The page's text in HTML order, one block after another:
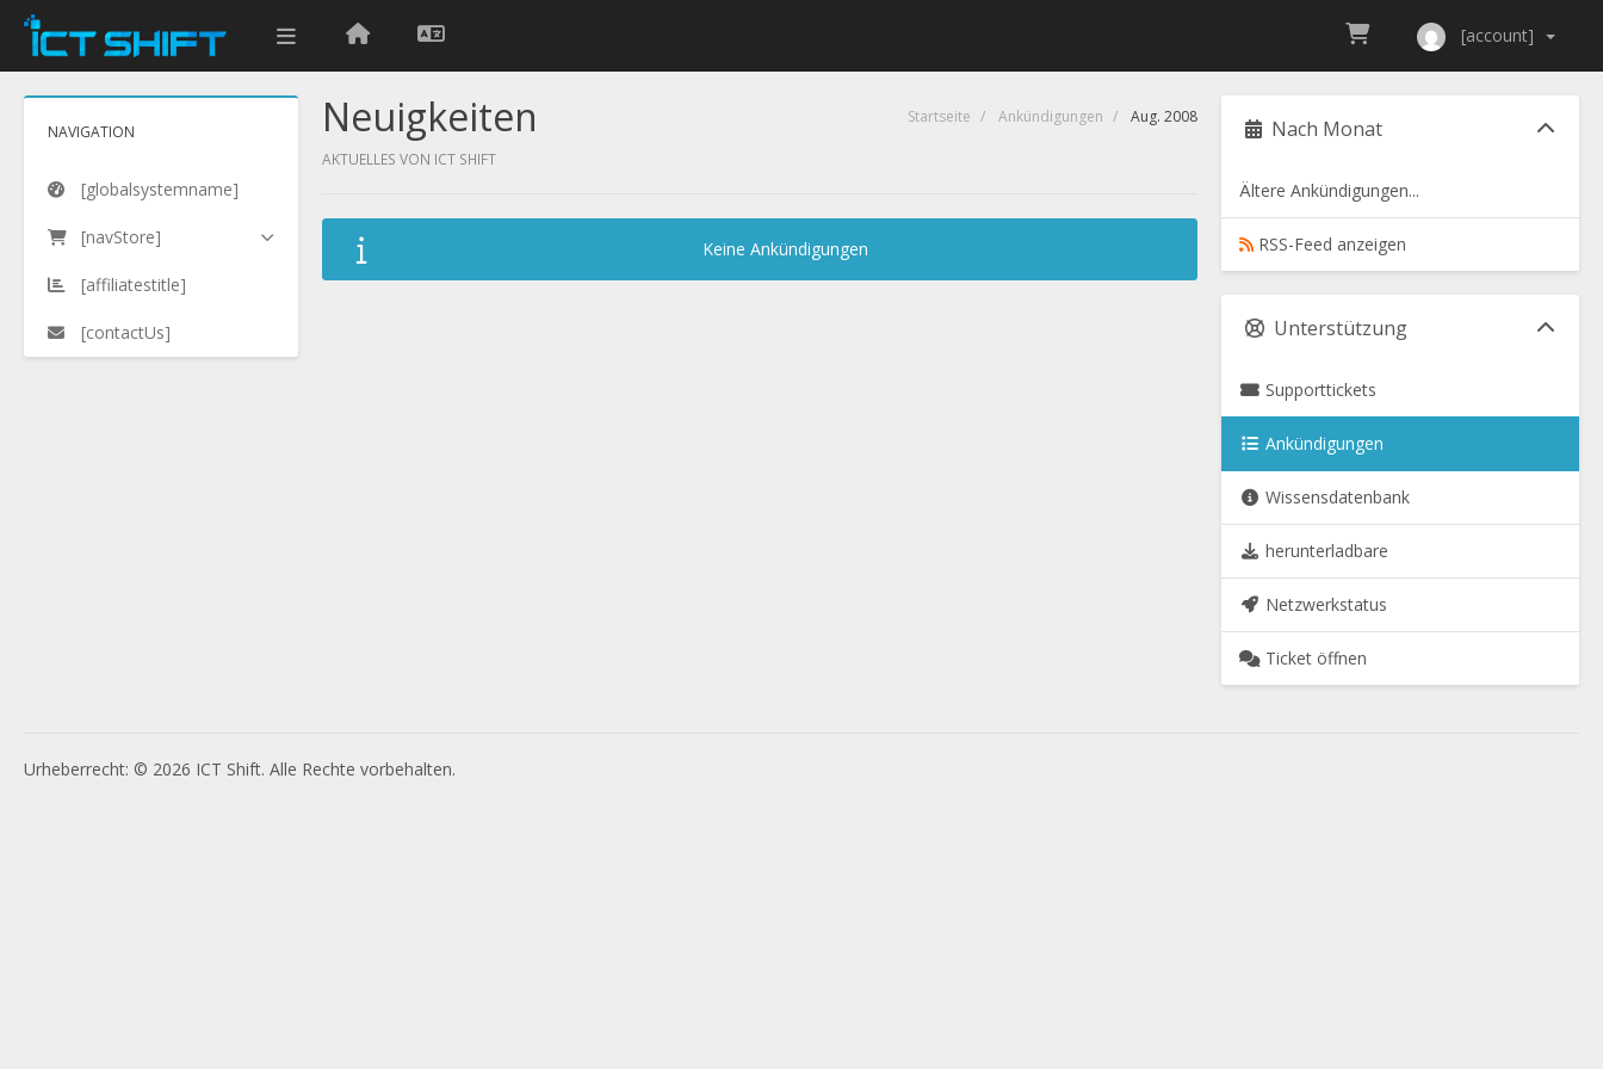
[account]
NAVIGATION
[globalsystemname]
[navStore]
[affiliatestitle]
[contactUs]
Neuigkeiten Startseite Ankündigungen Aug. 2008
AKTUELLES VON ICT SHIFT
Keine Ankündigungen
Nach Monat
Ältere Ankündigungen...
RSS-Feed anzeigen
Unterstützung
Supporttickets
Ankündigungen
Wissensdatenbank
herunterladbare
Netzwerkstatus
Ticket öffnen
Urheberrecht: © 2026 ICT Shift. Alle Rechte vorbehalten.